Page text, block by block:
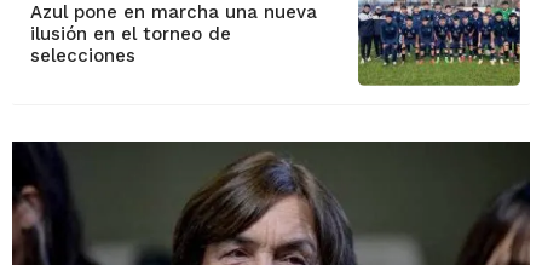
Azul pone en marcha una nueva
ilusión en el torneo de
selecciones